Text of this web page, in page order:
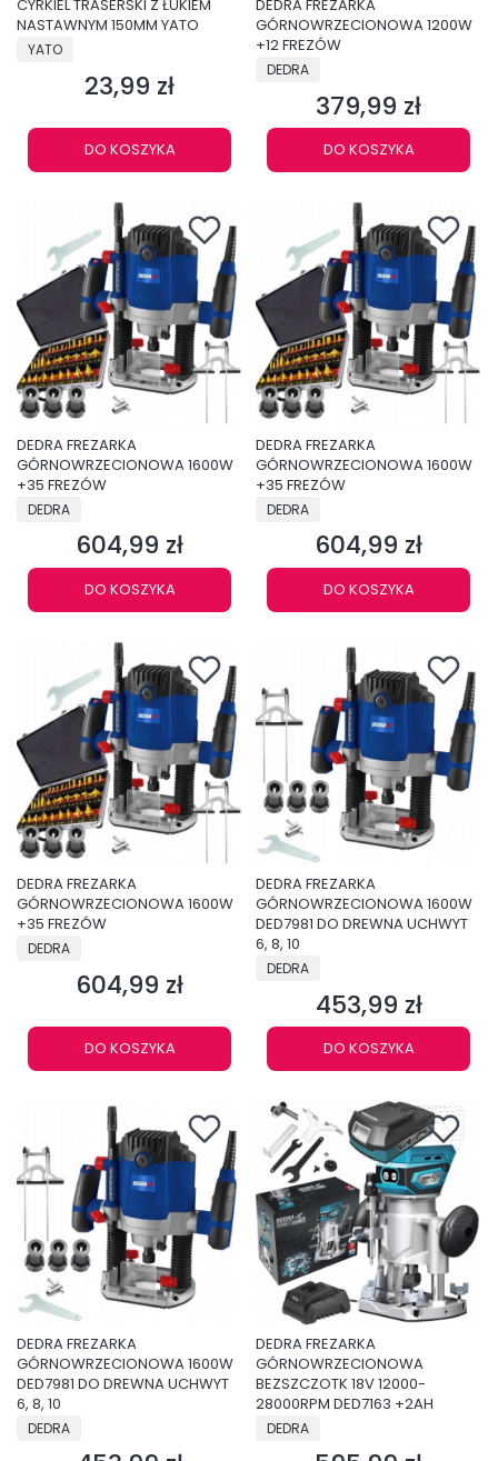
CYRKIEL TRASERSKI Z ŁUKIEM
NASTAWNYM 150MM YATO
PRODUCENT
YATO
Cena
23,99 zł
DO KOSZYKA
DEDRA FREZARKA
GÓRNOWRZECIONOWA 1200W
+12 FREZÓW
PRODUCENT
DEDRA
Cena
379,99 zł
DO KOSZYKA
DEDRA FREZARKA
GÓRNOWRZECIONOWA 1600W
+35 FREZÓW
PRODUCENT
DEDRA
Cena
604,99 zł
DO KOSZYKA
DEDRA FREZARKA
GÓRNOWRZECIONOWA 1600W
+35 FREZÓW
PRODUCENT
DEDRA
Cena
604,99 zł
DO KOSZYKA
DEDRA FREZARKA
GÓRNOWRZECIONOWA 1600W
+35 FREZÓW
PRODUCENT
DEDRA
Cena
604,99 zł
DO KOSZYKA
DEDRA FREZARKA
GÓRNOWRZECIONOWA 1600W
DED7981 DO DREWNA UCHWYT
6, 8, 10
PRODUCENT
DEDRA
Cena
453,99 zł
DO KOSZYKA
DEDRA FREZARKA
GÓRNOWRZECIONOWA 1600W
DED7981 DO DREWNA UCHWYT
6, 8, 10
PRODUCENT
DEDRA
DEDRA FREZARKA
GÓRNOWRZECIONOWA
BEZSZCZOTK 18V 12000-
28000RPM DED7163 +2AH
PRODUCENT
DEDRA